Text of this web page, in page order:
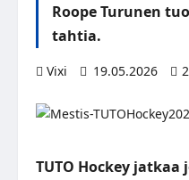
Roope Turunen
tahtia.
Vixi 19.05.2026
TUTO Hockey